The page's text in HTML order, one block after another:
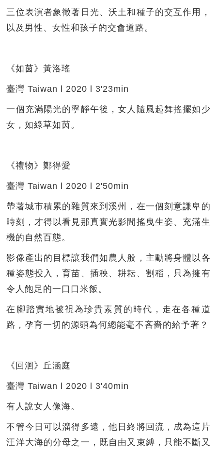
三位表演者象徵著日光、沃土和種子的交互作用，
以及男性、女性和孩子的交會道路。
《如茵》黃洛瑤
臺灣 Taiwan l 2020 l 3'23min
一個充滿陽光的寧靜午後，女人隨風起舞搖擺如少
女，如綠草如茵。
《禮物》鄭得愛
臺灣 Taiwan l 2020 l 2'50min
帶著城市積累的雜質來到溪州，在一個刻意謙卑的
時刻，才得以看見那真實光影間搖曳生姿、充滿生
機的自然百態。
影像產出的目標讓我們如農人般，主動將身體以各
種姿態投入，育苗、插秧、耕耘、割稻，只為擁有
令人飽足的一口口米飯。
在腳踏實地被視為珍貴素質的時代，走在各種道
路，孕育一切的源頭為何總能毫不吝嗇的給予著？
《回洄》丘涵庭
臺灣 Taiwan l 2020 l 3'40min
有人說女人像海。
不管今日可以溜得多遠，他日終將回流，成為這片
汪洋大海的分母之一，既自由又束縛，只能不斷又